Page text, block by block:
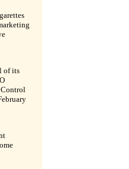
of its
Control